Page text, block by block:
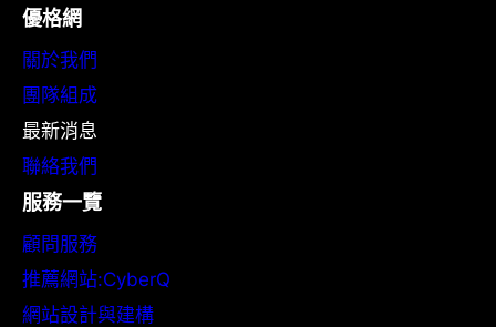
優格網
關於我們
團隊組成
最新消息
聯絡我們
服務一覽
顧問服務
推薦網站:CyberQ
網站設計與建構